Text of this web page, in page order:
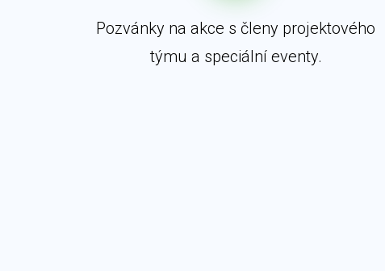
Pozvánky na akce s členy projektového
týmu a speciální eventy.